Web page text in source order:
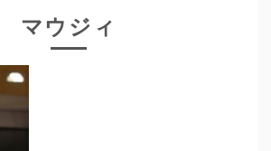
マウジィ